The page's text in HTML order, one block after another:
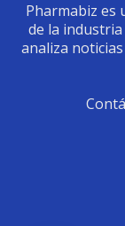
Pharmabiz es
de la
analiza